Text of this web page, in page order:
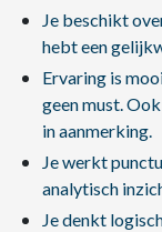
Je beschikt
hebt een
Ervaring is
geen must.
in aanmerking.
Je werkt
analytisch
Je denkt